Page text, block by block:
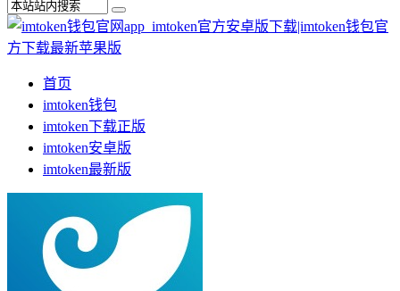
首页
imtoken钱包
imtoken下载正版
imtoken安卓版
imtoken最新版